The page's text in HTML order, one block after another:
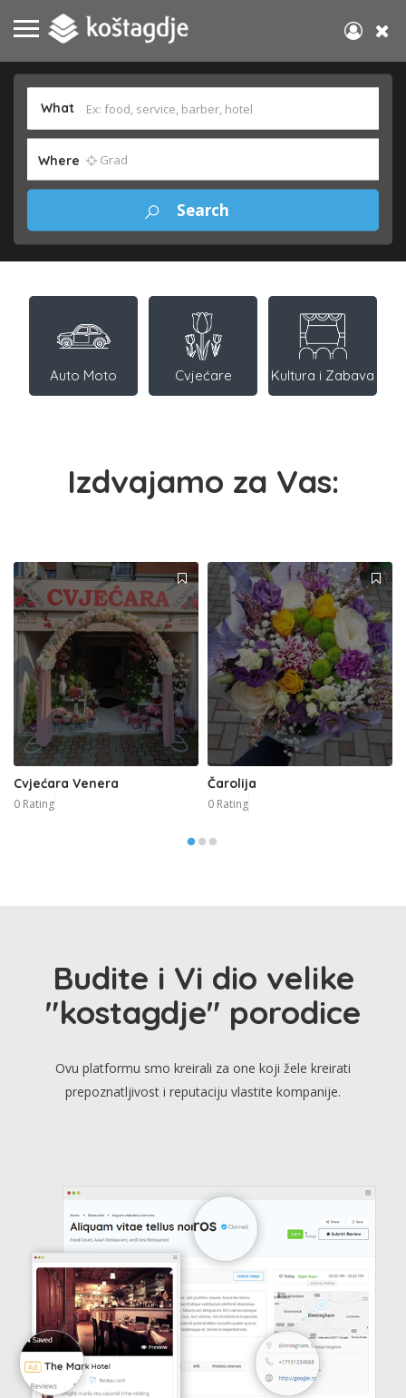
What
Where
Auto Moto Cvjećare Kultura i Zabava
Izdvajamo za Vas:
Cvjećara Venera
0 Rating
Čarolija
0 Rating
Budite i Vi dio velike
"kostagdje" porodice
Ovu platformu smo kreirali za one koji žele kreirati
prepoznatljivost i reputaciju vlastite kompanije.